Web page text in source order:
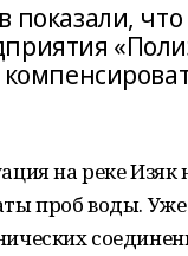
показали,
на реке
проб воды.